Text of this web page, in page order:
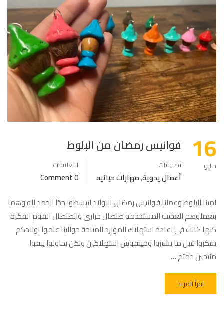
16
مايو
فوانيس رمضان من البلوط
تصنيفات
أعمال يدوية,مهارات حياتيه
التعليقات
0 Comment
لمينا البلوط وعملنا فوانيس رمضان الاولاد اتبسطوا جدًا الحمد لله وهما
بيعملوهم العجينة المستخدمة صلصال حرارى والصلصال الفوم الفكرة
كلها كانت فى اعادة استهلاك الموارد المتاحة حوالينا علموا اولادكم
يفكروا قبل ما يشتروا وميبقوش استهلاكين ولكن يحاولوا يبقوا
منتجين دمتم …
اقرأ المزيد